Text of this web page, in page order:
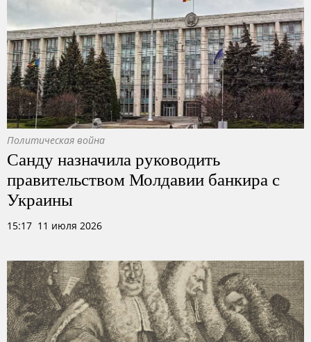
Политическая война
Санду назначила руководить
правительством Молдавии банкира с
Украины
15:17 11 июля 2026